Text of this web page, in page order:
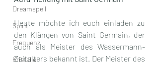
Dreamspell
Spirit
Frequenz
Kristalle
Heute möchte ich euch einladen zu
den Klängen von Saint Germain, der
auch als Meister des Wassermann-
Zeitalters bekannt ist. Der Meister des